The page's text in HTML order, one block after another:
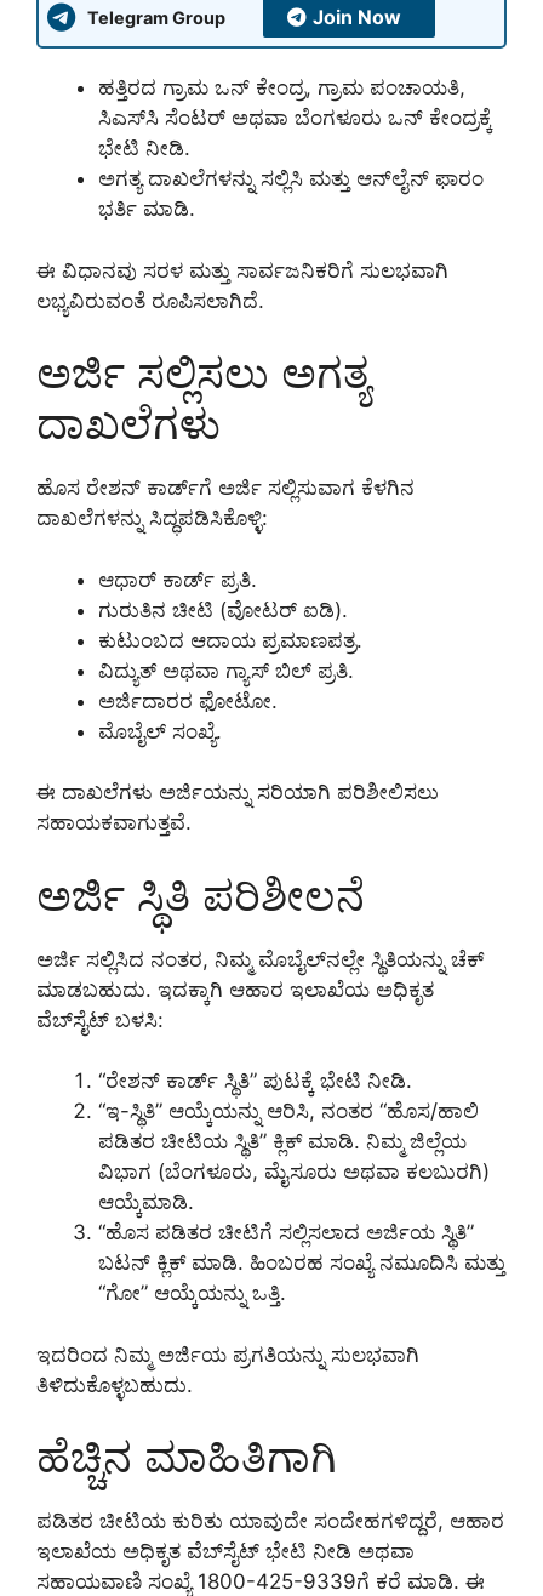
Telegram Group Join Now
ಹತ್ತಿರದ ಗ್ರಾಮ ಒನ್ ಕೇಂದ್ರ, ಗ್ರಾಮ ಪಂಚಾಯತಿ,
ಸಿಎಸ್‌ಸಿ ಸೆಂಟರ್ ಅಥವಾ ಬೆಂಗಳೂರು ಒನ್ ಕೇಂದ್ರಕ್ಕೆ
ಭೇಟಿ ನೀಡಿ.
ಅಗತ್ಯ ದಾಖಲೆಗಳನ್ನು ಸಲ್ಲಿಸಿ ಮತ್ತು ಆನ್‌ಲೈನ್ ಫಾರಂ
ಭರ್ತಿ ಮಾಡಿ.
ಈ ವಿಧಾನವು ಸರಳ ಮತ್ತು ಸಾರ್ವಜನಿಕರಿಗೆ ಸುಲಭವಾಗಿ
ಲಭ್ಯವಿರುವಂತೆ ರೂಪಿಸಲಾಗಿದೆ.
ಅರ್ಜಿ ಸಲ್ಲಿಸಲು ಅಗತ್ಯ
ದಾಖಲೆಗಳು
ಹೊಸ ರೇಶನ್ ಕಾರ್ಡ್‌ಗೆ ಅರ್ಜಿ ಸಲ್ಲಿಸುವಾಗ ಕೆಳಗಿನ
ದಾಖಲೆಗಳನ್ನು ಸಿದ್ಧಪಡಿಸಿಕೊಳ್ಳಿ:
ಆಧಾರ್ ಕಾರ್ಡ್ ಪ್ರತಿ.
ಗುರುತಿನ ಚೀಟಿ (ವೋಟರ್ ಐಡಿ).
ಕುಟುಂಬದ ಆದಾಯ ಪ್ರಮಾಣಪತ್ರ.
ವಿದ್ಯುತ್ ಅಥವಾ ಗ್ಯಾಸ್ ಬಿಲ್ ಪ್ರತಿ.
ಅರ್ಜಿದಾರರ ಫೋಟೋ.
ಮೊಬೈಲ್ ಸಂಖ್ಯೆ.
ಈ ದಾಖಲೆಗಳು ಅರ್ಜಿಯನ್ನು ಸರಿಯಾಗಿ ಪರಿಶೀಲಿಸಲು
ಸಹಾಯಕವಾಗುತ್ತವೆ.
ಅರ್ಜಿ ಸ್ಥಿತಿ ಪರಿಶೀಲನೆ
ಅರ್ಜಿ ಸಲ್ಲಿಸಿದ ನಂತರ, ನಿಮ್ಮ ಮೊಬೈಲ್‌ನಲ್ಲೇ ಸ್ಥಿತಿಯನ್ನು ಚೆಕ್
ಮಾಡಬಹುದು. ಇದಕ್ಕಾಗಿ ಆಹಾರ ಇಲಾಖೆಯ ಅಧಿಕೃತ
ವೆಬ್‌ಸೈಟ್ ಬಳಸಿ:
“ರೇಶನ್ ಕಾರ್ಡ್ ಸ್ಥಿತಿ” ಪುಟಕ್ಕೆ ಭೇಟಿ ನೀಡಿ.
“ಇ-ಸ್ಥಿತಿ” ಆಯ್ಕೆಯನ್ನು ಆರಿಸಿ, ನಂತರ “ಹೊಸ/ಹಾಲಿ
ಪಡಿತರ ಚೀಟಿಯ ಸ್ಥಿತಿ” ಕ್ಲಿಕ್ ಮಾಡಿ. ನಿಮ್ಮ ಜಿಲ್ಲೆಯ
ವಿಭಾಗ (ಬೆಂಗಳೂರು, ಮೈಸೂರು ಅಥವಾ ಕಲಬುರಗಿ)
ಆಯ್ಕೆಮಾಡಿ.
“ಹೊಸ ಪಡಿತರ ಚೀಟಿಗೆ ಸಲ್ಲಿಸಲಾದ ಅರ್ಜಿಯ ಸ್ಥಿತಿ”
ಬಟನ್ ಕ್ಲಿಕ್ ಮಾಡಿ. ಹಿಂಬರಹ ಸಂಖ್ಯೆ ನಮೂದಿಸಿ ಮತ್ತು
“ಗೋ” ಆಯ್ಕೆಯನ್ನು ಒತ್ತಿ.
ಇದರಿಂದ ನಿಮ್ಮ ಅರ್ಜಿಯ ಪ್ರಗತಿಯನ್ನು ಸುಲಭವಾಗಿ
ತಿಳಿದುಕೊಳ್ಳಬಹುದು.
ಹೆಚ್ಚಿನ ಮಾಹಿತಿಗಾಗಿ
ಪಡಿತರ ಚೀಟಿಯ ಕುರಿತು ಯಾವುದೇ ಸಂದೇಹಗಳಿದ್ದರೆ, ಆಹಾರ
ಇಲಾಖೆಯ ಅಧಿಕೃತ ವೆಬ್‌ಸೈಟ್ ಭೇಟಿ ನೀಡಿ ಅಥವಾ
ಸಹಾಯವಾಣಿ ಸಂಖ್ಯೆ 1800-425-9339ಗೆ ಕರೆ ಮಾಡಿ. ಈ